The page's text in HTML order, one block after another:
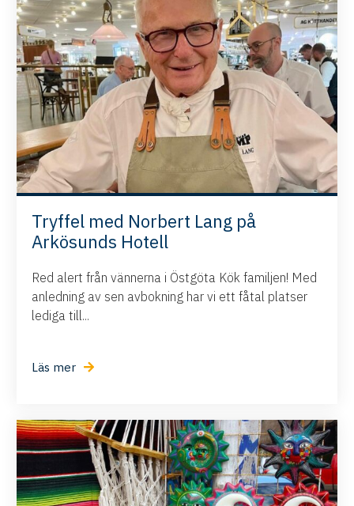
Tryffel med Norbert Lang på
Arkösunds Hotell
Red alert från vännerna i Östgöta Kök familjen! Med
anledning av sen avbokning har vi ett fåtal platser
lediga till...
Läs mer